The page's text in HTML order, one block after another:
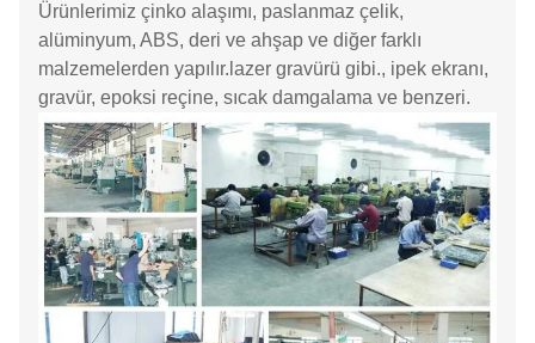
Ürünlerimiz çinko alaşımı, paslanmaz çelik,
alüminyum, ABS, deri ve ahşap ve diğer farklı
malzemelerden yapılır.lazer gravürü gibi., ipek ekranı,
gravür, epoksi reçine, sıcak damgalama ve benzeri.